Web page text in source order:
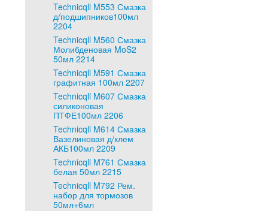
Technicqll M553 Смазка
д/подшипников100мл
2204
Technicqll M560 Смазка
Молибденовая MoS2
50мл 2214
Technicqll M591 Смазка
графитная 100мл 2207
Technicqll M607 Смазка
силиконовая
ПТФЕ100мл 2206
Technicqll M614 Смазка
Вазелиновая д/клем
АКБ100мл 2209
Technicqll M761 Смазка
белая 50мл 2215
Technicqll M792 Рем.
набор для тормозов
50мл+6мл